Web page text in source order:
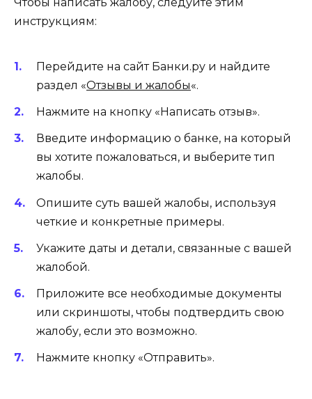
инструкциям:
Перейдите на сайт Банки.ру и найдите
раздел «Отзывы и жалобы«.
Нажмите на кнопку «Написать отзыв».
Введите информацию о банке, на который
вы хотите пожаловаться, и выберите тип
жалобы.
Опишите суть вашей жалобы, используя
четкие и конкретные примеры.
Укажите даты и детали, связанные с вашей
жалобой.
Приложите все необходимые документы
или скриншоты, чтобы подтвердить свою
жалобу, если это возможно.
Нажмите кнопку «Отправить».